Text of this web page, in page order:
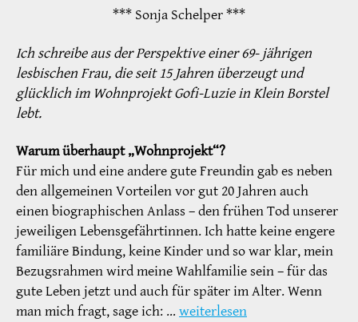
*** Sonja Schelper ***
Ich schreibe aus der Perspektive einer 69- jährigen
lesbischen Frau, die seit 15 Jahren überzeugt und
glücklich im Wohnprojekt Gofi-Luzie in Klein Borstel
lebt.
Warum überhaupt „Wohnprojekt“?
Für mich und eine andere gute Freundin gab es neben
den allgemeinen Vorteilen vor gut 20 Jahren auch
einen biographischen Anlass – den frühen Tod unserer
jeweiligen Lebensgefährtinnen. Ich hatte keine engere
familiäre Bindung, keine Kinder und so war klar, mein
Bezugsrahmen wird meine Wahlfamilie sein – für das
gute Leben jetzt und auch für später im Alter. Wenn
man mich fragt, sage ich: … weiterlesen